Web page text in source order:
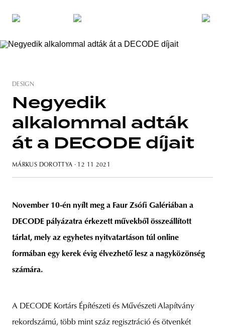
DESIGN
Negyedik
alkalommal adták
át a DECODE díjait
MÁRKUS DOROTTYA · 12 11 2021
November 10-én nyílt meg a Faur Zsófi Galériában a
DECODE pályázatra érkezett művekből összeállított
tárlat, mely az egyhetes nyitvatartáson túl online
formában egy kerek évig élvezhető lesz a nagyközönség
számára.
A DECODE Kortárs Építészeti és Művészeti Alapítvány
rekordszámú, több mint száz regisztráció és ötvenkét